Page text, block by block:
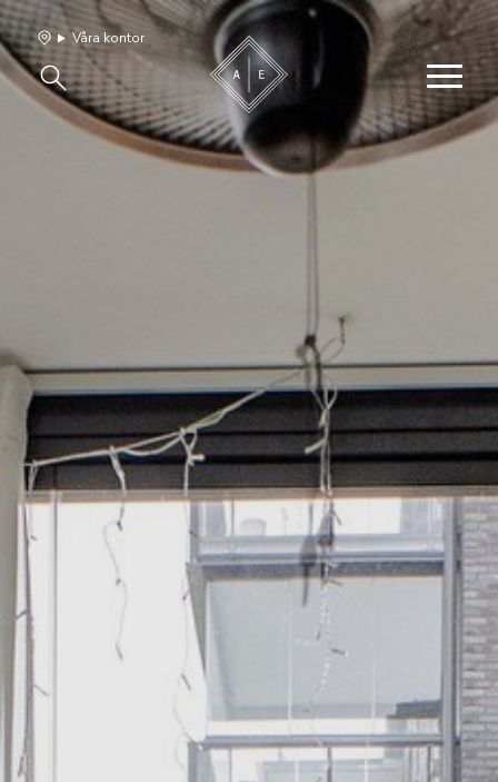
Våra hem
Franchise
Om oss
Vårt team
Jobba med oss
Våra kontor